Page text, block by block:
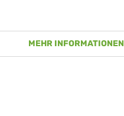
MEHR INFORMATIONEN